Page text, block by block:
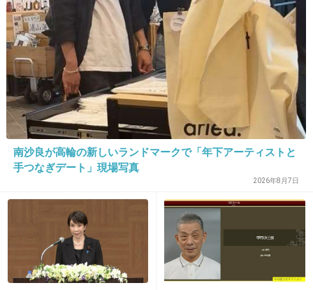
19. 匿名2026/06/03(水) 21:15:53
-1
20. 匿名2026/06/03(水) 21:15:54
悪いと思わないなら周りに何言われても堂々と
やればいいのに そんなに認めてもらいたい
+66
21. 匿名2026/06/03(水) 21:16:00
南沙良が高輪の新しいランドマークで「年下アーティストと
手つなぎデート」現場写真
2026年8月7日